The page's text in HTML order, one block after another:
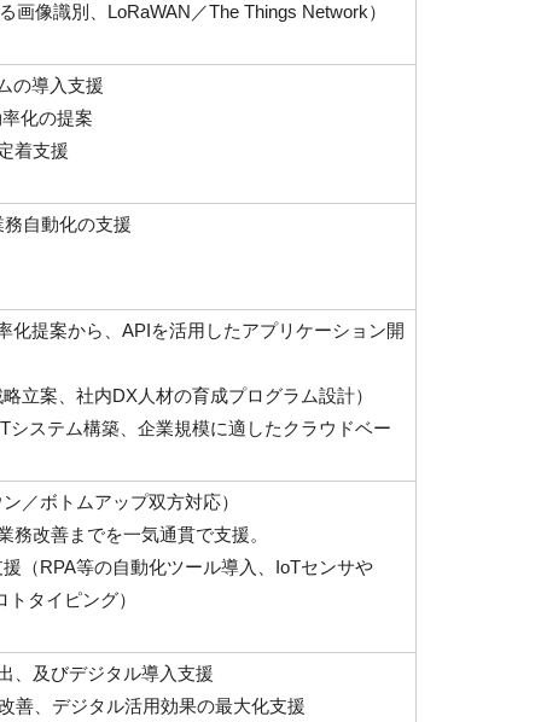
像識別、LoRaWAN／The Things Network）
の導入支援
化の提案
着支援
自動化の支援
化提案から、APIを活用したアプリケーション開
立案、社内DX人材の育成プログラム設計）
システム構築、企業規模に適したクラウドベー
／ボトムアップ双方対応）
改善までを一気通貫で支援。
（RPA等の自動化ツール導入、IoTセンサや
タイピング）
、及びデジタル導入支援
善、デジタル活用効果の最大化支援